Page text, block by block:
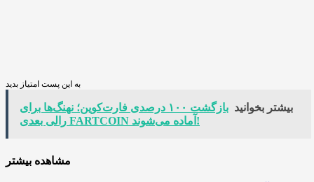
به این پست امتیاز بدید
بیشتر بخوانید
بازگشت ۱۰۰ درصدی فارت‌کوین؛ نهنگ‌ها برای
رالی بعدی FARTCOIN آماده می‌شوند!
مشاهده بیشتر